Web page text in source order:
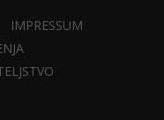
IMPRESSUM